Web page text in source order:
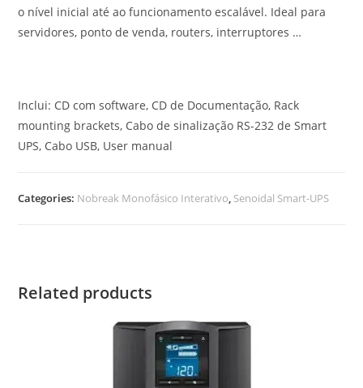
o nível inicial até ao funcionamento escalável. Ideal para
servidores, ponto de venda, routers, interruptores …
Inclui: CD com software, CD de Documentação, Rack
mounting brackets, Cabo de sinalização RS-232 de Smart
UPS, Cabo USB, User manual
Categories: Nobreak Monofásico Interativo, Senoidal Smart-UPS
Related products